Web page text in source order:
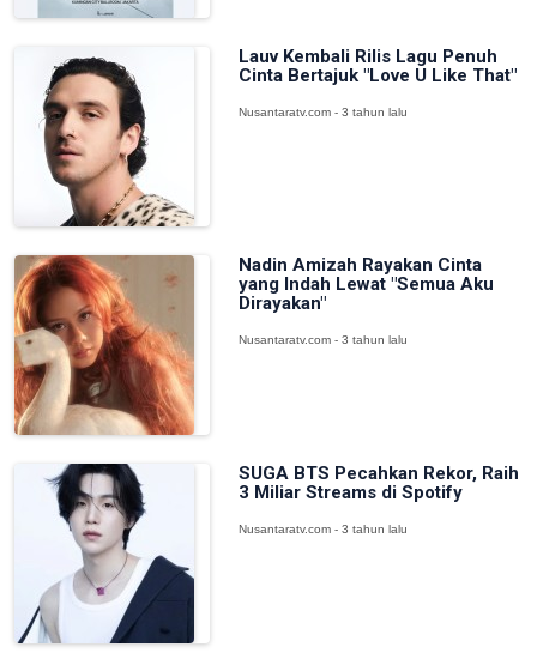
Lauv Kembali Rilis Lagu Penuh
Cinta Bertajuk "Love U Like That"
Nusantaratv.com - 3 tahun lalu
Nadin Amizah Rayakan Cinta
yang Indah Lewat "Semua Aku
Dirayakan"
Nusantaratv.com - 3 tahun lalu
SUGA BTS Pecahkan Rekor, Raih
3 Miliar Streams di Spotify
Nusantaratv.com - 3 tahun lalu